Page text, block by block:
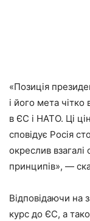
«Позиція
і його мета чітко
в ЄС і НАТО. Ці
сповідує Росія
окреслив взагалі
принципів», —
Відповідаючи на
курс до ЄС, а